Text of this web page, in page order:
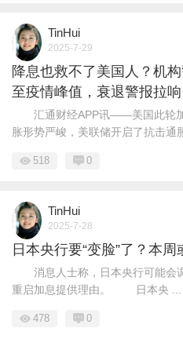
TinHui
2025-7-29
降息也救不了美国人？机
至疫情峰值，衰退警报拉响
汇通财经APP讯——美国此轮加
胀形势严峻，美联储开启了抗击通
518 0
TinHui
2025-7-28
日本央行要“变脸”了？本
消息人士称，日本央行可能会
重启加息提供理由。 日本央 ...
478 0